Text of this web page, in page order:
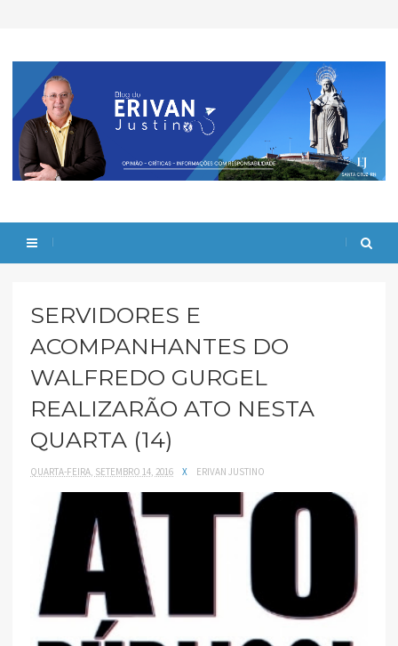
SERVIDORES E
ACOMPANHANTES DO
WALFREDO GURGEL
REALIZARÃO ATO NESTA
QUARTA (14)
QUARTA-FEIRA, SETEMBRO 14, 2016 X ERIVAN JUSTINO